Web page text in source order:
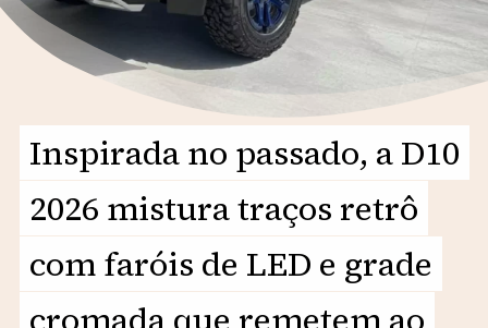
Inspirada no passado, a D10
2026 mistura traços retrô
com faróis de LED e grade
Inspirada no passado, a D10
2026 mistura traços retrô
com faróis de LED e grade